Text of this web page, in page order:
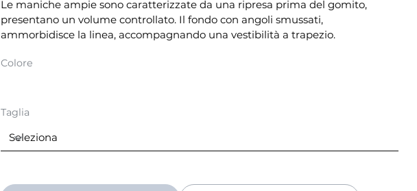
Le maniche ampie sono caratterizzate da una ripresa prima del gomito,
presentano un volume controllato. Il fondo con angoli smussati,
ammorbidisce la linea, accompagnando una vestibilità a trapezio.
Colore
Taglia